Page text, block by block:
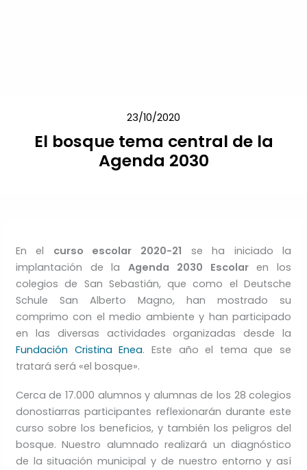
23/10/2020
El bosque tema central de la
Agenda 2030
En el curso escolar 2020-21 se ha iniciado la
implantación de laAgenda 2030 Escolaren los
colegios de San Sebastián, que como el Deutsche
Schule San Alberto Magno, han mostrado su
comprimo con el medio ambiente y han participado
en las diversas actividades organizadas desde la
Fundación Cristina Enea. Este año el tema que se
tratará será «el bosque».
Cerca de 17.000 alumnos y alumnas de los 28 colegios
donostiarras participantes reflexionarán durante este
curso sobre los beneficios, y también los peligros del
bosque. Nuestro alumnado realizará un diagnóstico
de la situación municipal y de nuestro entorno y así